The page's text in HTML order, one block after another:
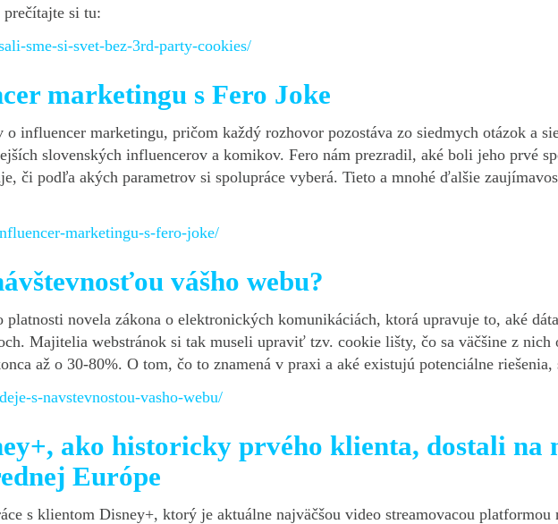
si tu:
sme-si-svet-bez-3rd-party-cookies/
marketingu s Fero Joke
o influencer marketingu, pričom každý rozhovor pozostáva zo siedmych otázok a
slovenských influencerov a komikov. Fero nám prezradil, aké boli jeho prvé
či podľa akých parametrov si spolupráce vyberá. Tieto a mnohé ďalšie
marketingu-s-fero-joke/
vášho webu?
platnosti novela zákona o elektronických komunikáciách, ktorá upravuje to, aké
Majitelia webstránok si tak museli upraviť tzv. cookie lišty, čo sa väčšine z nich
až o 30-80%. O tom, čo to znamená v praxi a aké existujú potenciálne
s-navstevnostou-vasho-webu/
ako historicky prvého klienta, dostali na
Európe
s klientom Disney+, ktorý je aktuálne najväčšou video streamovacou